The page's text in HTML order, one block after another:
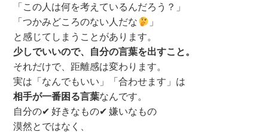
「この人は何を考えているんだろう？」
「つかみどころのない人だな
」
と感じてしまうことがあります。
少しでいいので、自分の言葉を出すこと。
それだけで、距離感は変わります。
実は 「なんでもいい」「合わせます」は
相手が一番困る言葉なんです。
自分の✔ 好きなもの✔ 嫌いなもの
漠然とではなく、